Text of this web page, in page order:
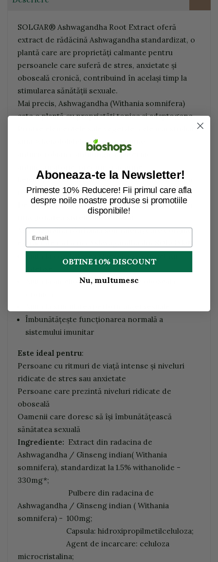
SOLGAR® Ashwagandha Root Extract oferă
extract de rădăcină Ashwagandha standardizat, o
plantă care are proprietăți calmante pentru
persoanele care suferă de stres, anxietate și
oboseală cronică, contribuind în același timp la
stimularea sănătății sexuale.
Mai precis, Ashwagandha (Withania somnifera)
este o plantă cu proprietăți tonice și adaptogene.
Printre elementele sale vegetale, cele mai studiate
sunt whenololidele, care au acțiune
antimicrobiană, antifungică, puternic
hepatoprotectoare împotriva elementelor chimic
toxice.
De asemenea, datorită acțiunii sale, contribuie la
funcționarea sistemului imunitar.
Ashwagandha (Withania somnifera) care conține
extract de rădăcină Ashwagandha din SOLGAR®:
Ajută la ameliorarea senzației de oboseală
Îmbunătățește funcționarea normală a
sistemului imunitar
Este ideal pentru:
Persoane cu ritmuri de viață intense și niveluri
ridicate de stres sau anxietate
Persoane care prezintă niveluri ridicate de
oboseală
Oamenii care doresc să își îmbunătățească
sănătatea sexuală
Ingrediente: Extract din radacina de
Ashwagandha / Ginseng indian( Withania
somnifera), standardizat la 1.5% withanolide -
330mg*;
Pulbere din radacina de
Ashwagandha / Ginseng indian ( Withania
somnifera) - 100mg;
Capsula: hidroxipropilmetilceluloza;
Agent de incarcare: celuloza
microcristalina;
Aboneaza-te la Newsletter!
Primeste 10% Reducere! Fii primul care afla
despre noile noastre produse si promotiile
disponibile!
OBTINE 10% DISCOUNT
Nu, multumesc